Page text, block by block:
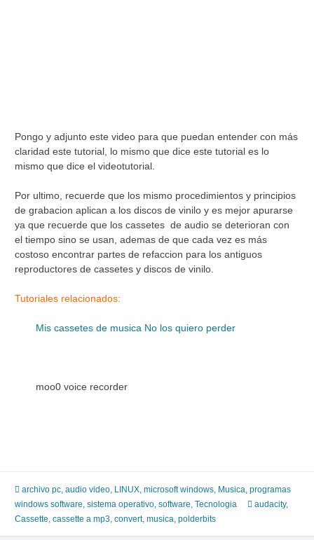
Pongo y adjunto este video para que puedan entender con más
claridad este tutorial, lo mismo que dice este tutorial es lo
mismo que dice el videotutorial.
Por ultimo, recuerde que los mismo procedimientos y principios
de grabacion aplican a los discos de vinilo y es mejor apurarse
ya que recuerde que los cassetes de audio se deterioran con
el tiempo sino se usan, ademas de que cada vez es más
costoso encontrar partes de refaccion para los antiguos
reproductores de cassetes y discos de vinilo.
Tutoriales relacionados:
Mis cassetes de musica No los quiero perder
moo0 voice recorder
archivo pc, audio video, LINUX, microsoft windows, Musica, programas
windows software, sistema operativo, software, Tecnologia audacity,
Cassette, cassette a mp3, convert, musica, polderbits